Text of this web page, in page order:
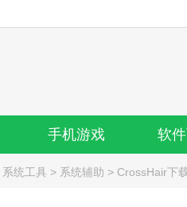
手机游戏 软
系统工具 > 系统辅助 > CrossHair下